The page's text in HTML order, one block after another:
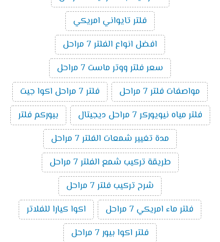
فلتر تايواني امريكي
افضل انواع الفلتر 7 مراحل
سعر فلتر ووتر ماست 7 مراحل
مواصفات فلتر 7 مراحل
فلتر 7 مراحل اكوا جيت
فلتر مياه نيويوركر 7 مراحل ديجيتال
بيوركم فلتر
مدة تغيير شمعات الفلتر 7 مراحل
طريقة تركيب شمع الفلتر 7 مراحل
شرح تركيب فلتر 7 مراحل
فلتر ماء امريكي 7 مراحل
اكوا كيارا للفلاتر
فلتر اكوا بيور 7 مراحل